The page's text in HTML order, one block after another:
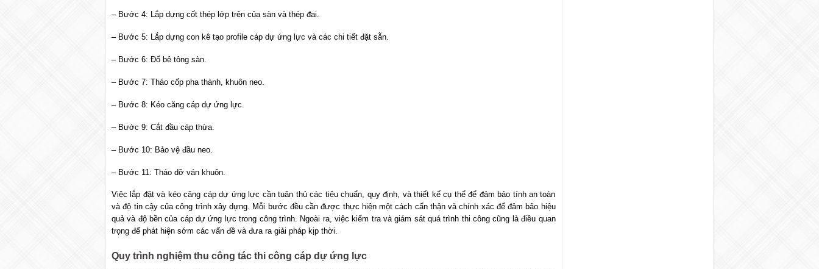
– Bước 4: Lắp dựng cốt thép lớp trên của sàn và thép đai.
– Bước 5: Lắp dựng con kê tạo profile cáp dự ứng lực và các chi tiết đặt sẵn.
– Bước 6: Đổ bê tông sàn.
– Bước 7: Tháo cốp pha thành, khuôn neo.
– Bước 8: Kéo căng cáp dự ứng lực.
– Bước 9: Cắt đầu cáp thừa.
– Bước 10: Bảo vệ đầu neo.
– Bước 11: Tháo dỡ ván khuôn.
Việc lắp đặt và kéo căng cáp dự ứng lực cần tuân thủ các tiêu chuẩn, quy định, và thiết kế cụ thể để đảm bảo tính an toàn
và độ tin cậy của công trình xây dựng. Mỗi bước đều cần được thực hiện một cách cẩn thận và chính xác để đảm bảo hiệu
quả và độ bền của cáp dự ứng lực trong công trình. Ngoài ra, việc kiểm tra và giám sát quá trình thi công cũng là điều quan
trọng để phát hiện sớm các vấn đề và đưa ra giải pháp kịp thời.
Quy trình nghiệm thu công tác thi công cáp dự ứng lực